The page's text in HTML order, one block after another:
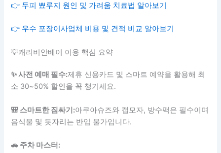
👉 두피 뾰루지 원인 및 가려움 치료법 알아보기
👉 우수 포장이사업체 비용 및 견적 비교 알아보기
💡캐리비안베이 이용 핵심 요약
✨ 사전 예매 필수:제휴 신용카드 및 스마트 예약을 활용해 최
소 30~50% 할인을 꼭 챙기세요.
🎒 스마트한 짐싸기:아쿠아슈즈와 캡모자, 방수팩은 필수이며
음식물 및 돗자리는 반입 불가입니다.
🚗 주차 마스터: